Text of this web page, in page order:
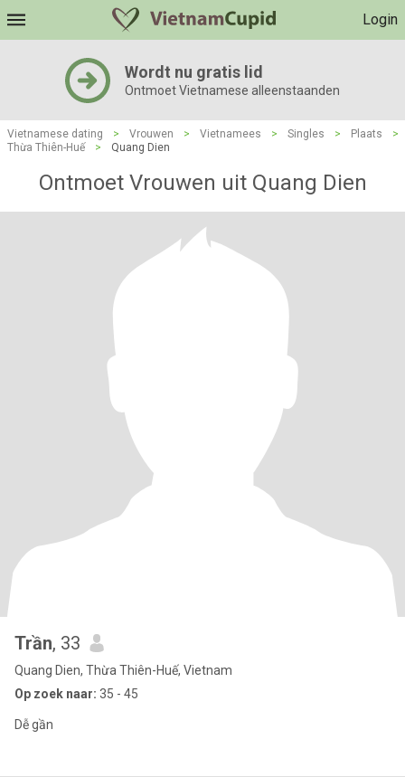
Login
Wordt nu gratis lid
Ontmoet Vietnamese alleenstaanden
Vietnamese dating > Vrouwen > Vietnamees > Singles > Plaats
>
Thừa Thiên-Huế
> Quang Dien
Ontmoet Vrouwen uit Quang Dien
Trần, 33
Quang Dien, Thừa Thiên-Huế, Vietnam
Op zoek naar: 35 - 45
Dễ gần